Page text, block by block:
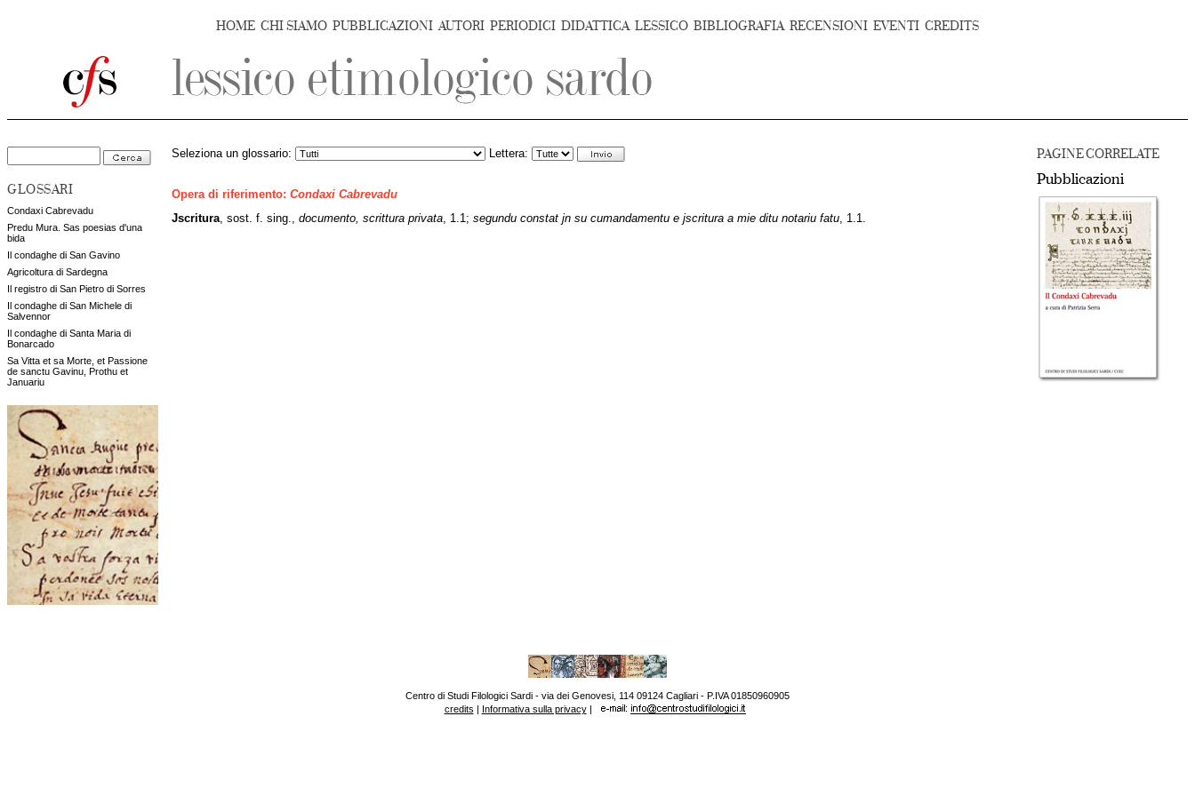
HOME CHI SIAMO PUBBLICAZIONI AUTORI PERIODICI DIDATTICA LESSICO BIBLIOGRAFIA RECENSIONI EVENTI CREDITS
GLOSSARI
Condaxi Cabrevadu
Predu Mura. Sas poesias d'una
bida
Il condaghe di San Gavino
Agricoltura di Sardegna
Il registro di San Pietro di Sorres
Il condaghe di San Michele di
Salvennor
Il condaghe di Santa Maria di
Bonarcado
Sa Vitta et sa Morte, et Passione
de sanctu Gavinu, Prothu et
Januariu
PAGINE CORRELATE
Pubblicazioni
Seleziona un glossario: Lettera:
Opera di riferimento: Condaxi Cabrevadu
Jscritura sost. f. sing., documento, scrittura privata , 1.1; segundu constat jn su cumandamentu e jscritura a mie ditu notariu fatu , 1.1.
Centro di Studi Filologici Sardi - via dei Genovesi, 114 09124 Cagliari - P.IVA 01850960905
credits | Informativa sulla privacy|